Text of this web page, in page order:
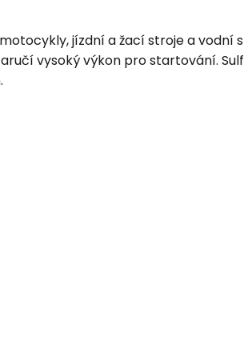
jízdní a žací stroje a vodní
vysoký výkon pro startování.